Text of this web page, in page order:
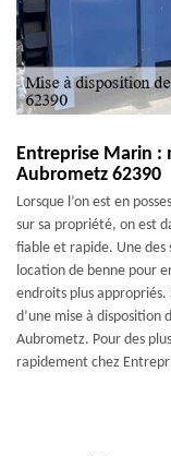
Entreprise Marin :
Aubrometz 62390
Lorsque l’on est en
sur sa propriété, on est
fiable et rapide. Une des
location de benne pour
endroits plus
d’une mise à disposition
Aubrometz. Pour des
rapidement chez